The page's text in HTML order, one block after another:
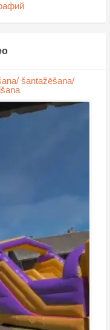
šantažēšana/